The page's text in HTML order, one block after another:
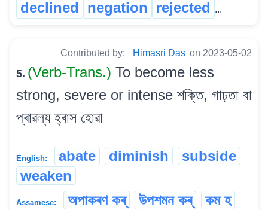
declined
negation rejected ...
Contributed by: Himasri Das on 2023-05-02
5. (Verb-Trans.) To become less
strong, severe or intense শক্তি, গাঢ়তা বা
প্ৰাৱল্য হ্ৰাস হোৱা
English: abate diminish
subside
weaken
Assamese: অপাকৰণ কৰ্ উপশমন কৰ্
কম হ